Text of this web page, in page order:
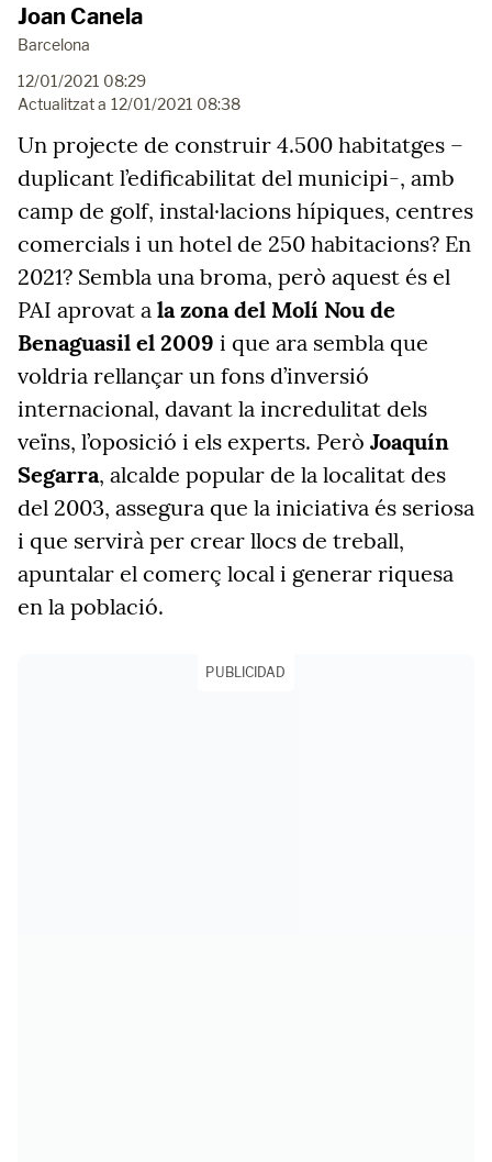
Joan Canela
Barcelona
12/01/2021 08:29
Actualitzat a 12/01/2021 08:38
Un projecte de construir 4.500 habitatges –
duplicant l’edificabilitat del municipi-, amb
camp de golf, instal·lacions hípiques, centres
comercials i un hotel de 250 habitacions? En
2021? Sembla una broma, però aquest és el
PAI aprovat a la zona del Molí Nou de
Benaguasil el 2009 i que ara sembla que
voldria rellançar un fons d’inversió
internacional, davant la incredulitat dels
veïns, l’oposició i els experts. Però Joaquín
Segarra, alcalde popular de la localitat des
del 2003, assegura que la iniciativa és seriosa
i que servirà per crear llocs de treball,
apuntalar el comerç local i generar riquesa
en la població.
PUBLICIDAD